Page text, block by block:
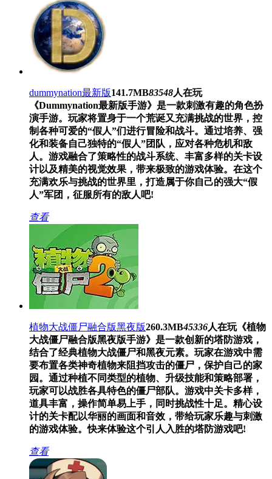
dummynation最新版141.7MB83548人在玩
《Dummynation最新版手游》是一款刺激有趣的角色扮
演手游。玩家将置身于一个荒诞又充满挑战的世界，控
制各种可爱的“假人”们进行冒险和战斗。通过培养、强
化和装备自己独特的“假人”团队，应对各种危机和敌
人。游戏融合了策略性的战斗系统、丰富多样的关卡设
计以及精美的视觉效果，带来极致的游戏体验。在这个
充满欢乐与挑战的世界里，打造属于你自己的强大“假
人”军团，征服所有的敌人吧!​​​​​​​​​​​​​​​​​
查看
植物大战僵尸融合版黑夜版260.3MB45336人在玩《植物
大战僵尸融合版黑夜版手游》是一款创新的塔防游戏，
结合了经典植物大战僵尸和黑夜元素。玩家在游戏中需
要布置各类神奇植物来阻挡攻击的僵尸，保护自己的家
园。通过种植不同类型的植物、升级技能和策略部署，
玩家可以战胜各具特色的僵尸部队。游戏中关卡多样，
道具丰富，操作简单易上手，同时挑战性十足。精心设
计的关卡配以华丽的画面和音效，带给玩家乐趣与刺激
的游戏体验。快来体验这个引人入胜的塔防游戏吧!
查看